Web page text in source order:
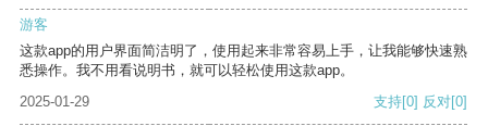
游客
这款app的用户界面简洁明了，使用起来非常容易上手，让我能够快速熟
悉操作。我不用看说明书，就可以轻松使用这款app。
2025-01-29
支持[0] 反对[0]